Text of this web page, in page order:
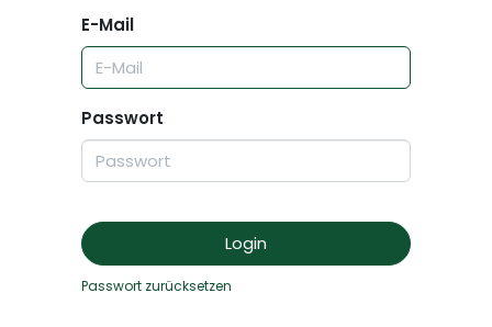
E-Mail
Passwort
Login
Passwort zurücksetzen